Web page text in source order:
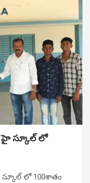
హై స్కూల్ లో
లో 100శాతం